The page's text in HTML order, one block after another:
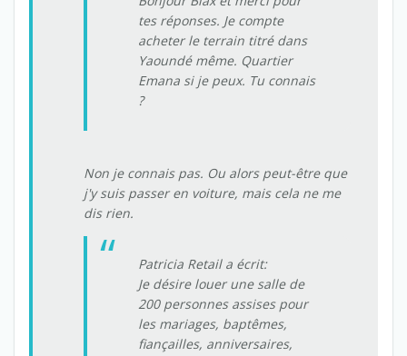
tes réponses. Je compte
acheter le terrain titré dans
Yaoundé même. Quartier
Emana si je peux. Tu connais
?
Non je connais pas. Ou alors peut-être que
j'y suis passer en voiture, mais cela ne me
dis rien.
Patricia Retail a écrit:
Je désire louer une salle de
200 personnes assises pour
les mariages, baptêmes,
fiançailles, anniversaires,